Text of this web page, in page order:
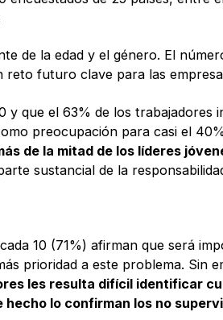
de la edad y el género. El
futuro clave para las
que el 63% de los trabajadores
preocupación para casi el
de la mitad de los líderes
sustancial de la
10 (71%) afirman que será
prioridad a este problema. Sin
les resulta difícil identificar
hecho lo confirman los no